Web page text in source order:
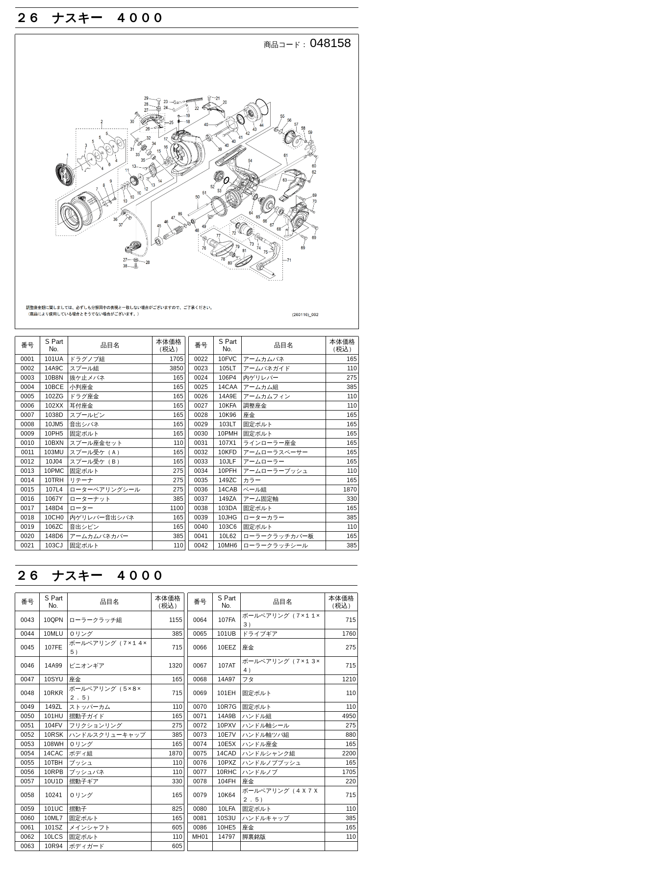
２６ ナスキー ４０００
商品コード： 048158
番号
S Part
No.
品目名
本体価格
（税込）
番号
S Part
No.
品目名
本体価格
（税込）
0001 101UA ドラグノブ組 1705 0022 10FVC アームカムバネ
165
0002
14A9C スプール組 3850 0023 105LT アームバネガイド
110
0003
10B8N 抜ケ止メバネ 165 0024 106P4 内ゲリレバー
275
0004
10BCE 小判座金 165 0025 14CAA アームカム組
385
0005
102ZG ドラグ座金 165 0026 14A9E アームカムフィン
110
0006
102XX 耳付座金 165 0027 10KFA 調整座金
110
0007
1038D スプールピン 165 0028 10K96 座金
165
0008
10JM5 音出シバネ 165 0029 103LT 固定ボルト
165
0009
10PH5 固定ボルト 165 0030 10PMH 固定ボルト
165
0010
10BXN スプール座金セット 110 0031 107X1 ラインローラー座金
165
0011
103MU スプール受ケ（Ａ） 165 0032 10KFD アームローラスペーサー
165
0012
10J04 スプール受ケ（Ｂ） 165 0033 10JLF アームローラー
165
0013
10PMC 固定ボルト 275 0034 10PFH アームローラーブッシュ
110
0014
10TRH リテーナ 275 0035 149ZC カラー
165
0015
107L4 ローターベアリングシール 275 0036 14CAB ベール組
1870
0016
1067Y ローターナット 385 0037 149ZA アーム固定軸
330
0017
148D4 ローター 1100 0038 103DA 固定ボルト
165
0018
10CH0 内ゲリレバー音出シバネ 165 0039 10JHG ローターカラー
385
0019
106ZC 音出シピン 165 0040 103C6 固定ボルト
110
0020
148D6 アームカムバネカバー 385 0041 10L62 ローラークラッチカバー板
165
0021
103CJ 固定ボルト 110 0042 10MH6 ローラークラッチシール 385
２６ ナスキー ４０００
番号
S Part
No.
品目名
本体価格
（税込）
番号
S Part
No.
品目名
本体価格
（税込）
0043 10QPN ローラークラッチ組 1155 0064 107FA
ボールベアリング（７×１１×
３）
715
0044
10MLU Ｏリング 385 0065 101UB ドライブギア
1760
0045
107FE
ボールベアリング（７×１４×
５）
715 0066 10EEZ 座金 275
0046 14A99 ピニオンギア 1320 0067 107AT
ボールベアリング（７×１３×
４）
715
0047
10SYU 座金 165 0068 14A97 フタ
1210
0048
10RKR
ボールベアリング（５×８×
２．５）
715 0069 101EH 固定ボルト
110
0049
149ZL ストッパーカム 110 0070 10R7G 固定ボルト
110
0050
101HU 摺動子ガイド 165 0071 14A9B ハンドル組
4950
0051
104FV フリクションリング 275 0072 10PXV ハンドル軸シール
275
0052
10RSK ハンドルスクリューキャップ 385 0073 10E7V ハンドル軸ツバ組
880
0053
108WH Ｏリング 165 0074 10E5X ハンドル座金
165
0054
14CAC ボディ組 1870 0075 14CAD ハンドルシャンク組
2200
0055
10TBH ブッシュ 110 0076 10PXZ ハンドルノブブッシュ
165
0056
10RPB ブッシュバネ 110 0077 10RHC ハンドルノブ
1705
0057
10U1D 摺動子ギア 330 0078 104FH 座金
220
0058
10241 Ｏリング 165 0079 10K64
ボールベアリング（４Ｘ７Ｘ
２．５）
715
0059
101UC 摺動子 825 0080 10LFA 固定ボルト
110
0060
10ML7 固定ボルト 165 0081 10S3U ハンドルキャップ
385
0061
101SZ メインシャフト 605 0086 10HE5 座金
165
0062
10LCS 固定ボルト 110 MH01 14797 脚裏銘版
110
0063
10R94 ボディガード 605